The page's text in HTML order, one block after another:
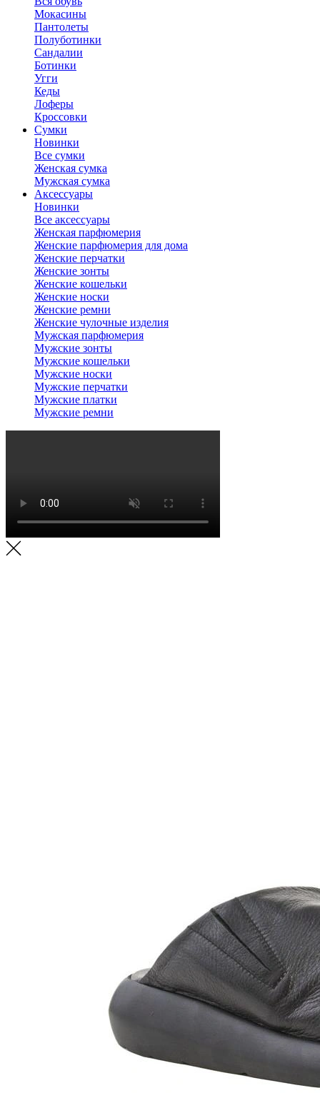
Мокасины
Пантолеты
Полуботинки
Сандалии
Ботинки
Угги
Кеды
Лоферы
Кроссовки
Сумки
Новинки
Все сумки
Женская сумка
Мужская сумка
Аксессуары
Новинки
Все аксессуары
Женская парфюмерия
Женские парфюмерия для дома
Женские перчатки
Женские зонты
Женские кошельки
Женские носки
Женские ремни
Женские чулочные изделия
Мужская парфюмерия
Мужские зонты
Мужские кошельки
Мужские носки
Мужские перчатки
Мужские платки
Мужские ремни